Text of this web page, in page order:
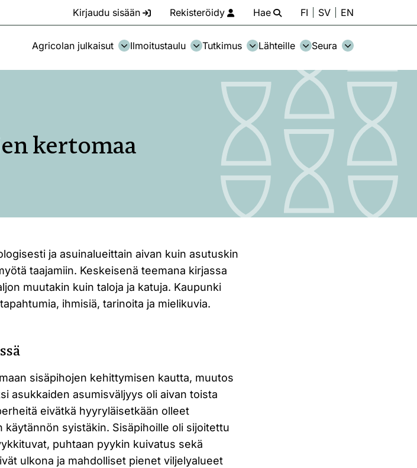
Kirjaudu sisään Rekisteröidy Hae FI SV EN
Agricolan julkaisut Ilmoitustaulu Tutkimus Lähteille Seura
kertomaa
ja asuinalueittain aivan kuin asutuskin
taajamiin. Keskeisenä teemana kirjassa
muutakin kuin taloja ja katuja. Kaupunki
ihmisiä, tarinoita ja mielikuvia.
sisäpihojen kehittymisen kautta, muutos
asukkaiden asumisväljyys oli aivan toista
eivätkä hyyryläisetkään olleet
syistäkin. Sisäpihoille oli sijoitettu
puhtaan pyykin kuivatus sekä
ulkona ja mahdolliset pienet viljelyalueet